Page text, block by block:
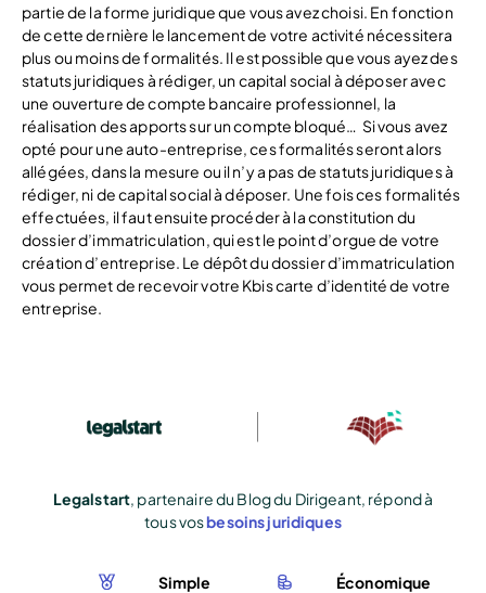
partie de la forme juridique que vous avez choisi. En fonction
de cette dernière le lancement de votre activité nécessitera
plus ou moins de formalités. Il est possible que vous ayez des
statuts juridiques à rédiger, un capital social à déposer avec
une ouverture de compte bancaire professionnel, la
réalisation des apports sur un compte bloqué… Si vous avez
opté pour une auto-entreprise, ces formalités seront alors
allégées, dans la mesure ou il n’y a pas de statuts juridiques à
rédiger, ni de capital social à déposer. Une fois ces formalités
effectuées, il faut ensuite procéder à la constitution du
dossier d’immatriculation, qui est le point d’orgue de votre
création d’entreprise. Le dépôt du dossier d’immatriculation
vous permet de recevoir votre Kbis carte d’identité de votre
entreprise.
Legalstart, partenaire du Blog du Dirigeant, répond à
tous vosbesoins juridiques
Simple Économique